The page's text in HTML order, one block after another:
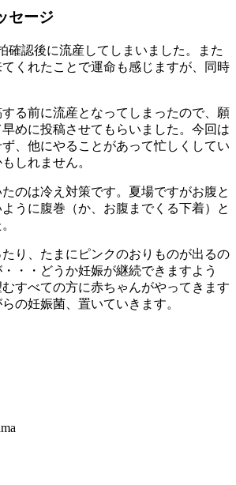
セージ
確認後に流産してしまいました。また
くれたことで運命も感じますが、同時
る前に流産となってしまったので、願
めに投稿させてもらいました。今回は
、他にやることがあって忙しくしてい
しれません。
のは冷え対策です。夏場ですがお腹と
うに腹巻（か、お腹までくる下着）と
り、たまにピンクのおりものが出るの
・・どうか妊娠が継続できますよう
すべての方に赤ちゃんがやってきます
の妊娠菌、置いていきます。